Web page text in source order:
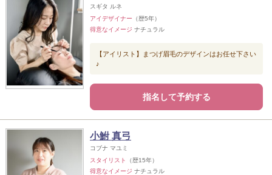
スギタ ルネ
アイデザイナー （歴5年）
得意なイメージ ナチュラル
【アイリスト】まつげ眉毛のデザインはお任せ下さい
♪
指名して予約する
小鮒 真弓
コブナ マユミ
スタイリスト
（歴15年）
得意なイメージ ナチュラル